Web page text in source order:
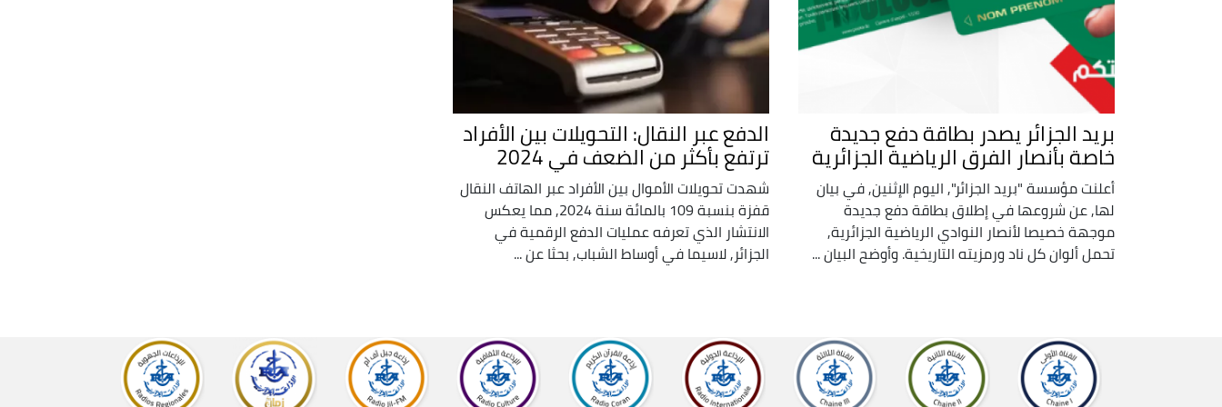
بريد الجزائر يصدر بطاقة دفع جديدة
خاصة بأنصار الفرق الرياضية الجزائرية
أعلنت مؤسسة "بريد الجزائر", اليوم الإثنين, في بيان
لها, عن شروعها في إطلاق بطاقة دفع جديدة
موجهة خصيصا لأنصار النوادي الرياضية الجزائرية,
تحمل ألوان كل ناد ورمزيته التاريخية. وأوضح البيان ...
الدفع عبر النقال: التحويلات بين الأفراد
ترتفع بأكثر من الضعف في 2024
شهدت تحويلات الأموال بين الأفراد عبر الهاتف النقال
قفزة بنسبة 109 بالمائة سنة 2024, مما يعكس
الانتشار الذي تعرفه عمليات الدفع الرقمية في
الجزائر, لاسيما في أوساط الشباب, بحثا عن ...